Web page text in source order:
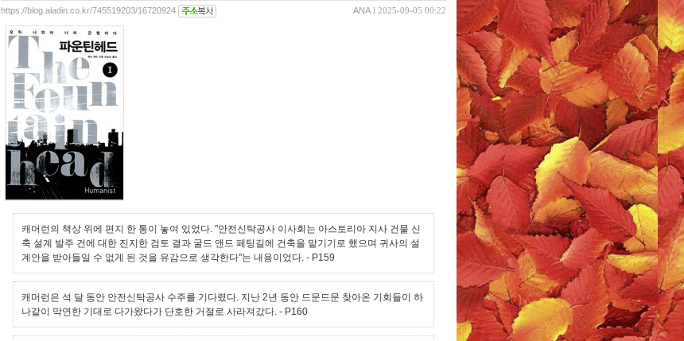
ANA l 2025-09-05 00:22
https://blog.aladin.co.kr/745519203/16720924
캐머런의 책상 위에 편지 한 통이 놓여 있었다. "안전신탁공사 이사회는 아스토리아 지사 건물 신
축 설계 발주 건에 대한 진지한 검토 결과 굴드 앤드 페팅길에 건축을 맡기기로 했으며 귀사의 설
계안을 받아들일 수 없게 된 것을 유감으로 생각한다"는 내용이었다. - P159
캐머런은 석 달 동안 안전신탁공사 수주를 기다렸다. 지난 2년 동안 드문드문 찾아온 기회들이 하
나같이 막연한 기대로 다가왔다가 단호한 거절로 사라져갔다. - P160